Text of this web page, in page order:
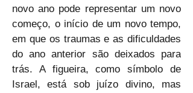
novo ano pode representar um novo
começo, o início de um novo tempo,
em que os traumas e as dificuldades
do ano anterior são deixados para
trás. A figueira, como símbolo de
Israel, está sob juízo divino, mas